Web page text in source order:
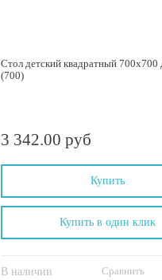
Стол детский квадратный 700х700 ДС-АД-5
(700)
3 342.00 руб
Купить
В наличии Сравнить
Купить в один клик